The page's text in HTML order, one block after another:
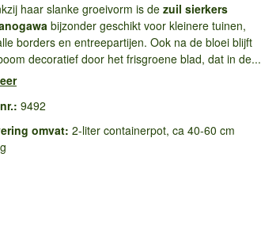
haar slanke groeivorm is de zuil sierkers
bijzonder geschikt voor kleinere tuinen,
borders en entreepartijen. Ook na de bloei blijft
decoratief door het frisgroene blad, dat in de...
9492
omvat: 2-liter containerpot, ca 40-60 cm